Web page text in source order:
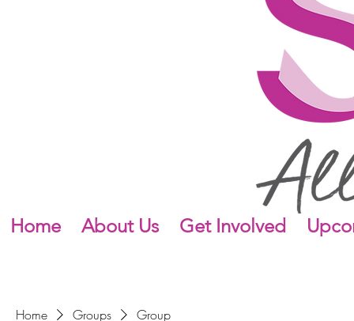
Home About Us Get Involved
Home Groups Group